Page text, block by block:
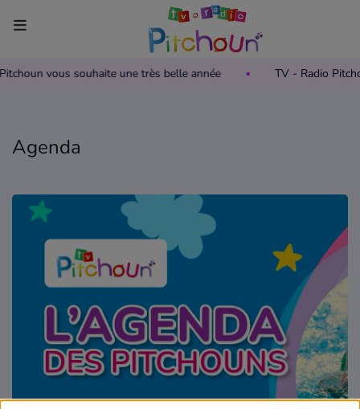
vous souhaite une très belle année TV - Radio
Accueil
Grille des programmes TV
Replay TV Pitchoun
Où regarder TV Pitchoun ?
Radio
Grille des programmes Radio
Podcasts
Où écouter Radio Pitchoun ?
Agenda